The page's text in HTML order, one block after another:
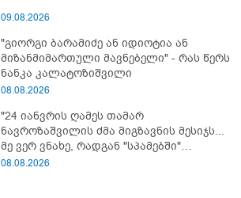
09.08.2026
"გიორგი ბარამიძე ან იდიოტია ან
მიზანმიმართული მავნებელი" - რას წერს
ნანკა კალატოზიშვილი
08.08.2026
"24 იანვრის ღამეს თამარ
ნავროზაშვილის ძმა მიგზავნის მესიჯს...
მე ვერ ვნახე, რადგან "სპამებში"
ჩავარდა": რა მისწერა ნია იმნაძის ბიძამ
08.08.2026